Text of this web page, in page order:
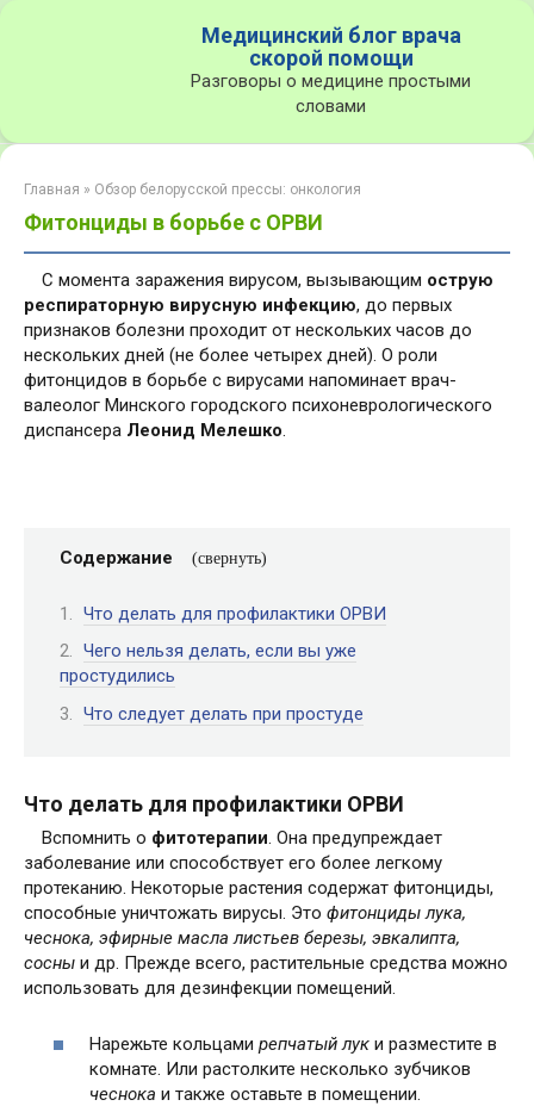
Медицинский блог врача
скорой помощи
Разговоры о медицине простыми
словами
Главная » Обзор белорусской прессы: онкология
Фитонциды в борьбе с ОРВИ
С момента заражения вирусом, вызывающим острую
респираторную вирусную инфекцию, до первых
признаков болезни проходит от нескольких часов до
нескольких дней (не более четырех дней). О роли
фитонцидов в борьбе с вирусами напоминает врач-
валеолог Минского городского психоневрологического
диспансера Леонид Мелешко.
Содержание
Что делать для профилактики ОРВИ
Чего нельзя делать, если вы уже
простудились
Что следует делать при простуде
Что делать для профилактики ОРВИ
Вспомнить о фитотерапии. Она предупреждает
заболевание или способствует его более легкому
протеканию. Некоторые растения содержат фитонциды,
способные уничтожать вирусы. Это фитонциды лука,
чеснока, эфирные масла листьев березы, эвкалипта,
сосны и др. Прежде всего, растительные средства можно
использовать для дезинфекции помещений.
Нарежьте кольцами репчатый лук и разместите в
комнате. Или растолките несколько зубчиков
чеснока и также оставьте в помещении.